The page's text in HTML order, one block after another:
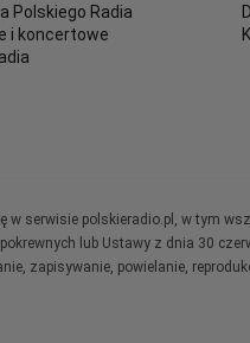
Polskiego Radia
i koncertowe
w serwisie polskieradio.pl, w tym
lub Ustawy z dnia 30
zapisywanie, powielanie,